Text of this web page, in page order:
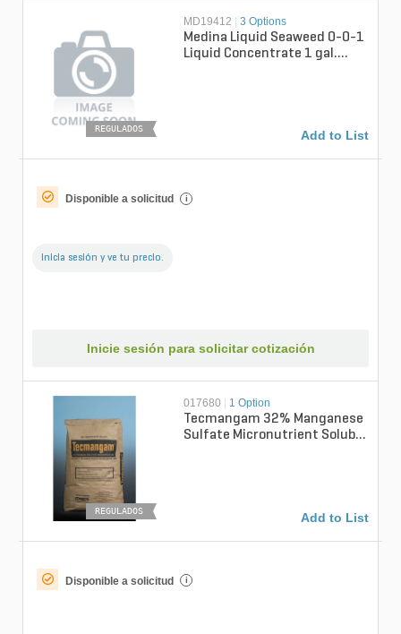
REGULADOS
MD19412 3 Options
Medina Liquid Seaweed 0-0-1
Liquid Concentrate 1 gal.
Add to List
Disponible a solicitud i
Inicia sesión y ve tu precio.
Inicie sesión para solicitar cotización
REGULADOS
017680 1 Option
Tecmangam 32% Manganese
Sulfate Micronutrient Soluble
Add to List
Disponible a solicitud i